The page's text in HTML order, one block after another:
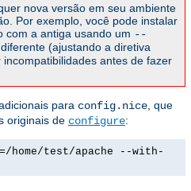
nova versão em seu ambiente
Por exemplo, você pode instalar
com a antiga usando um --
(ajustando a diretiva
antes de fazer
para config.nice , que
originais de configure:
test/apache --with-